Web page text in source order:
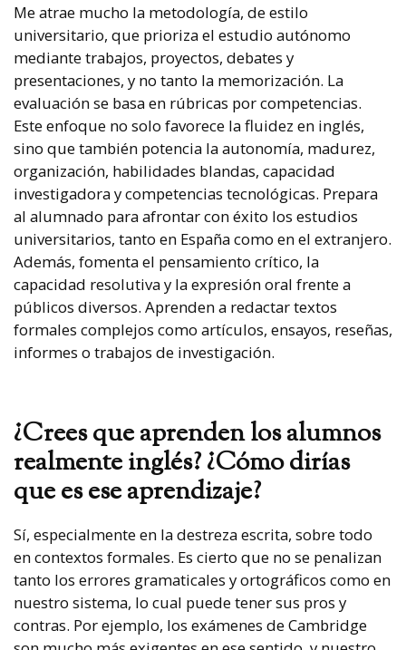
Me atrae mucho la metodología, de estilo
universitario, que prioriza el estudio autónomo
mediante trabajos, proyectos, debates y
presentaciones, y no tanto la memorización. La
evaluación se basa en rúbricas por competencias.
Este enfoque no solo favorece la fluidez en inglés,
sino que también potencia la autonomía, madurez,
organización, habilidades blandas, capacidad
investigadora y competencias tecnológicas. Prepara
al alumnado para afrontar con éxito los estudios
universitarios, tanto en España como en el extranjero.
Además, fomenta el pensamiento crítico, la
capacidad resolutiva y la expresión oral frente a
públicos diversos. Aprenden a redactar textos
formales complejos como artículos, ensayos, reseñas,
informes o trabajos de investigación.
¿Crees que aprenden los alumnos
realmente inglés? ¿Cómo dirías
que es ese aprendizaje?
Sí, especialmente en la destreza escrita, sobre todo
en contextos formales. Es cierto que no se penalizan
tanto los errores gramaticales y ortográficos como en
nuestro sistema, lo cual puede tener sus pros y
contras. Por ejemplo, los exámenes de Cambridge